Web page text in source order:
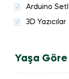
Arduino
3D Yazıcılar
Yaşa